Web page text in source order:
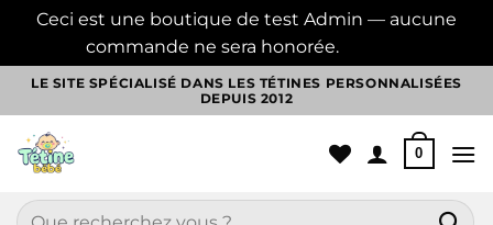
Ceci est une boutique de test Admin — aucune
commande ne sera honorée.
Passer
contenu
LE SITE SPÉCIALISÉ DANS LES TÉTINES PERSONNALISÉES
DEPUIS 2012
0
Recherche